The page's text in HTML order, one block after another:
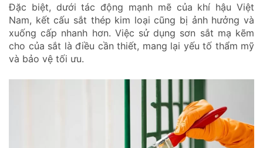
Đặc biệt, dưới tác động mạnh mẽ của khí hậu Việt
Nam, kết cấu sắt thép kim loại cũng bị ảnh hưởng và
xuống cấp nhanh hơn. Việc sử dụng sơn sắt mạ kẽm
cho của sắt là điều cần thiết, mang lại yếu tố thẩm mỹ
và bảo vệ tối ưu.